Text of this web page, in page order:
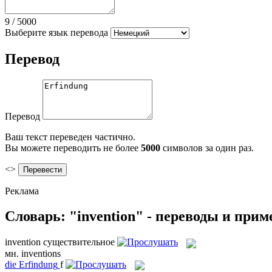
9 / 5000
Выберите язык перевода
Перевод
Перевод
Ваш текст переведен частично.
Вы можете переводить не более 5000 символов за один раз.
<>
Реклама
Словарь: "invention" - переводы и
invention существительное
мн. inventions
die Erfindung f